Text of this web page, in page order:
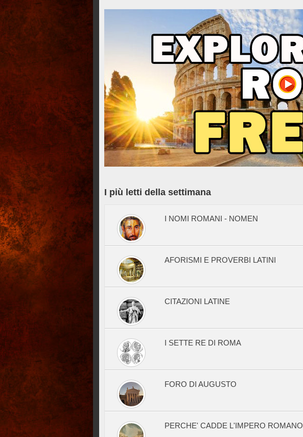
I più letti della settimana
I NOMI ROMANI - NOMEN
AFORISMI E PROVERBI LATINI
CITAZIONI LATINE
I SETTE RE DI ROMA
FORO DI AUGUSTO
PERCHE' CADDE L'IMPERO ROMANO